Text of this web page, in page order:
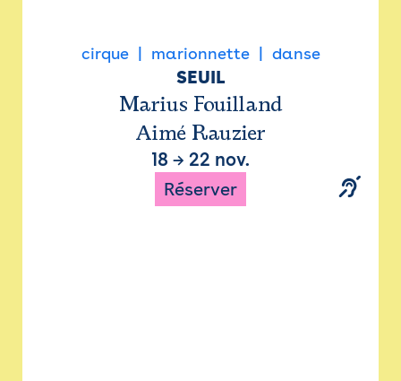
cirque marionnette danse
SEUIL
Marius Fouilland
Aimé Rauzier
18 → 22 nov.
Réserver